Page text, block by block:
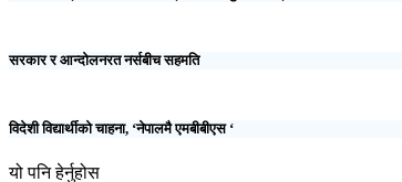
सरकार र आन्दोलनरत नर्सबीच सहमति
विदेशी विद्यार्थीको चाहना, ‘नेपालमै एमबीबीएस ‘
यो पनि हेर्नुहोस